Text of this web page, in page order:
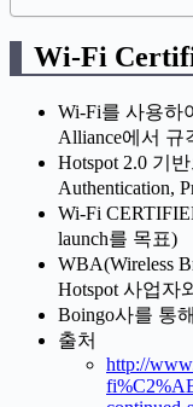
Wi-Fi
Wi-Fi를 사용하
Alliance에서 규
Hotspot 2.0 기
Authentication,
Wi-Fi
launch를 목표)
WBA(Wireless
Hotspot 사업자
Boingo사를 통
출처
http://